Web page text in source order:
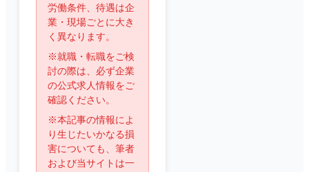
労働条件、待遇は企
業・現場ごとに大き
く異なります。
※就職・転職をご検
討の際は、必ず企業
の公式求人情報をご
確認ください。
※本記事の情報によ
り生じたいかなる損
害についても、筆者
および当サイトは一